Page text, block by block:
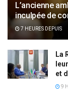
L’ancienne
inculpée de
7 HEURES DEPUIS
La
et
9